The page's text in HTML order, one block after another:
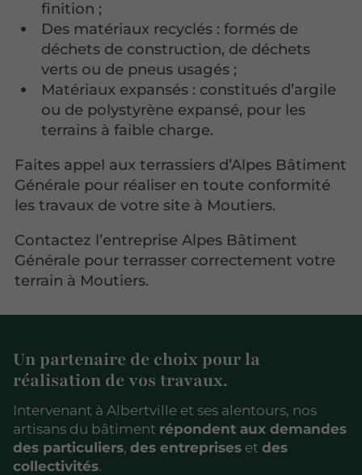
finition ;
Des matériaux recyclés : formés de
déchets de construction, de déchets
verts ou de pneus usagés ;
Matériaux expansés : constitués d’argile
ou de polystyrène expansé, pour les
terrains à faible charge.
Faites appel aux terrassiers d’Alpes Bâtiment
Générale pour réaliser en toute conformité
les travaux de votre site à Moutiers.
Contactez l’entreprise Alpes Bâtiment
Générale pour terrasser correctement votre
terrain à Moutiers.
Un partenaire de choix pour la
réalisation de vos travaux.
Intervenant à Albertville et ses alentours, nos
artisans du bâtiment répondent aux demandes
des particuliers, des entreprises et des
collectivités.